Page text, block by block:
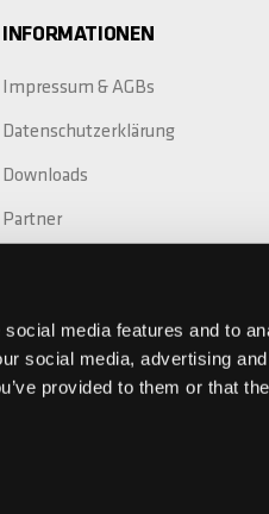
media features and to
social media, advertising
provided to them or that
INFORMATIONEN
Impressum & AGBs
Datenschutzerklärung
Downloads
Partner